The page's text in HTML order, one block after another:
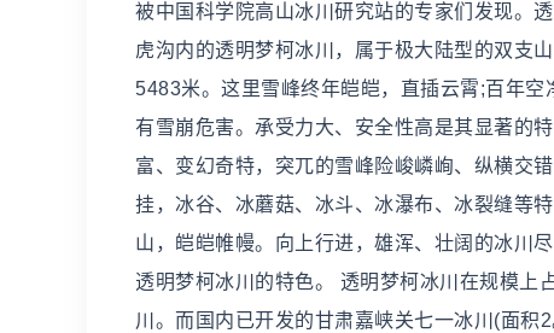
被中国科学院高山冰川研究站的专家们发现。
虎沟内的透明梦柯冰川，属于极大陆型的双支
5483米。这里雪峰终年皑皑，直插云霄;百年
有雪崩危害。承受力大、安全性高是其显著的
富、变幻奇特，突兀的雪峰险峻嶙峋、纵横交
挂，冰谷、冰蘑菇、冰斗、冰瀑布、冰裂缝等
山，皑皑帷幔。向上行进，雄浑、壮阔的冰川
透明梦柯冰川的特色。 透明梦柯冰川在规模上
川。而国内已开发的甘肃嘉峡关七一冰川(面